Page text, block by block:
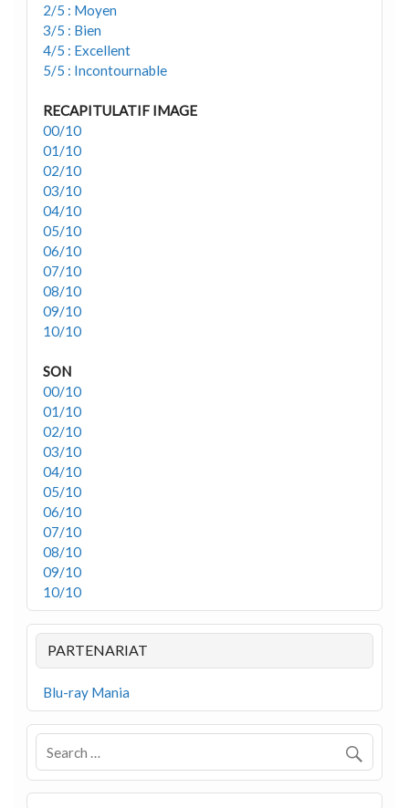
2/5 : Moyen
3/5 : Bien
4/5 : Excellent
5/5 : Incontournable
RECAPITULATIF IMAGE
00/10
01/10
02/10
03/10
04/10
05/10
06/10
07/10
08/10
09/10
10/10
SON
00/10
01/10
02/10
03/10
04/10
05/10
06/10
07/10
08/10
09/10
10/10
PARTENARIAT
Blu-ray Mania